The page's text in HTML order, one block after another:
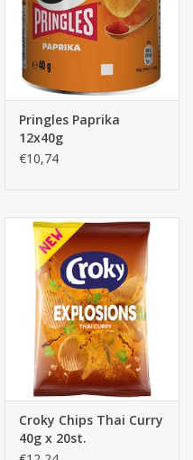
Pringles Paprika
12x40g
€10,74
Croky Chips Thai Curry
40g x 20st.